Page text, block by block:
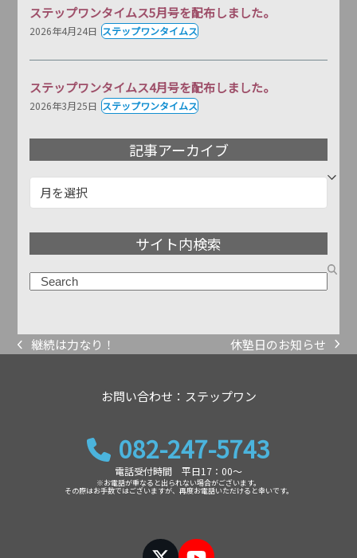
ステップワンタイムス5月号を配布しました。
2026年4月24日 ステップワンタイムス
ステップワンタイムス4月号を配布しました。
2026年3月25日 ステップワンタイムス
記事アーカイブ
事
サイト内検索
previous
継続は力なり！
next
休塾日のお知らせ
お問い合わせ：ステップワン
082-247-5743
電話受付時間 平日17：00～
※お電話が重なると出られない場合がございます。
その際はお手数ではございますが、再度お電話いただけると幸いです。